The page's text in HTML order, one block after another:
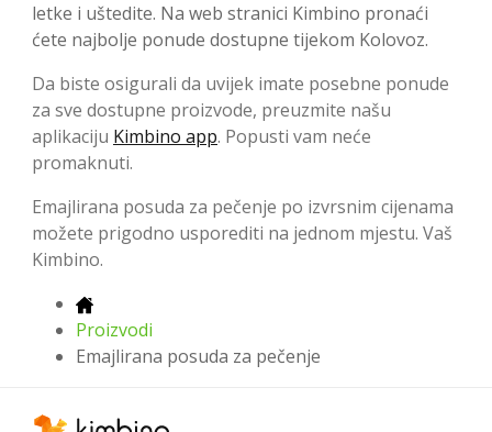
letke i uštedite. Na web stranici Kimbino pronaći
ćete najbolje ponude dostupne tijekom Kolovoz.
Da biste osigurali da uvijek imate posebne ponude
za sve dostupne proizvode, preuzmite našu
aplikaciju Kimbino app. Popusti vam neće
promaknuti.
Emajlirana posuda za pečenje po izvrsnim cijenama
možete prigodno usporediti na jednom mjestu. Vaš
Kimbino.
Proizvodi
Emajlirana posuda za pečenje